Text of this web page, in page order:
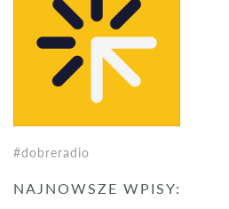
#dobreradio
NAJNOWSZE WPISY: